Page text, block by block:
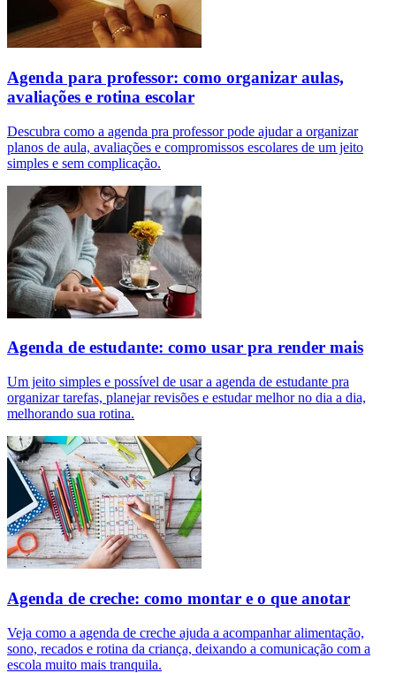
Agenda para professor: como organizar aulas,
avaliações e rotina escolar
Descubra como a agenda pra professor pode ajudar a organizar
planos de aula, avaliações e compromissos escolares de um jeito
simples e sem complicação.
Agenda de estudante: como usar pra render mais
Um jeito simples e possível de usar a agenda de estudante pra
organizar tarefas, planejar revisões e estudar melhor no dia a dia,
melhorando sua rotina.
Agenda de creche: como montar e o que anotar
Veja como a agenda de creche ajuda a acompanhar alimentação,
sono, recados e rotina da criança, deixando a comunicação com a
escola muito mais tranquila.